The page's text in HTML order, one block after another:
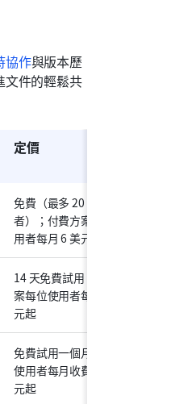
協作與版本歷
文件的輕鬆共
定價
免費（最多 20 位使用
者）；付費方案每位使
用者每月 6 美元起
14 天免費試用；付費方
案每位使用者每月 7 美
元起
免費試用一個月；每位
使用者每月收費自 5 美
元起